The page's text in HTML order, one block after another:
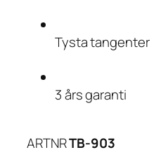
Tysta tangenter
3 års garanti
ARTNRTB-903